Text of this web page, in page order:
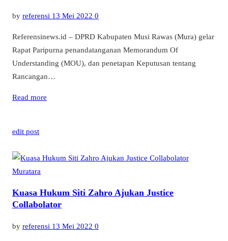
by referensi 13 Mei 2022 0
Referensinews.id – DPRD Kabupaten Musi Rawas (Mura) gelar
Rapat Paripurna penandatanganan Memorandum Of
Understanding (MOU), dan penetapan Keputusan tentang
Rancangan…
Read more
edit post
Muratara
Kuasa Hukum Siti Zahro Ajukan Justice
Collabolator
by referensi 13 Mei 2022 0